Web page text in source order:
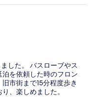
した。 バスローブやス
を依頼した時のフロン
市街まで15分程度歩き
、楽しめました。